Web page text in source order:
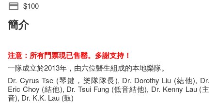
$100
簡介
注意：所有門票現已售罄。多謝支持！
一隊成立於2013年，由六位醫生組成的本地樂隊。
Dr. Cyrus Tse (琴鍵，樂隊隊長), Dr. Dorothy Liu (結他), Dr.
Eric Choy (結他), Dr. Tsui Fung (低音結他), Dr. Kenny Lau (主
音), Dr. K.K. Lau (鼓)